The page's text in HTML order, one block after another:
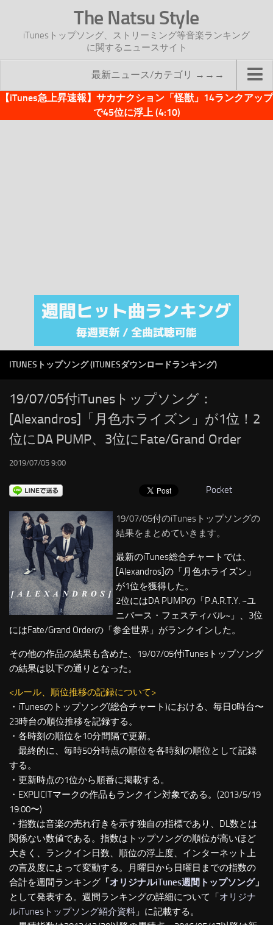
The Natsu Style
iTunesトップソング、ストリーミング等音楽ランキング
に関するニュースサイト
最新ニュース/カテゴリ →→→
TOP
注目カテゴリ
オリジナルiTunes週間トップソング
RSS
LINKS
【iTunes急上昇速報】サカナクション「怪獣」14ランクアップ
で45位に浮上 (4:10)
ITUNESトップソング (ITUNESダウンロードランキング)
19/07/05付iTunesトップソング：
[Alexandros]「月色ホライズン」が1位！2
位にDA PUMP、3位にFate/Grand Order
2019/07/05 9:00
Pocket
19/07/05付のiTunesトップソングの
結果をまとめていきます。
最新のiTunes総合チャートでは、
[Alexandros]の「月色ホライズン」
が1位を獲得した。
2位にはDA PUMPの「P.A.R.T.Y. ~ユ
ニバース・フェスティバル~」、3位
にはFate/Grand Orderの「参全世界」がランクインした。
その他の作品の結果も含めた、19/07/05付iTunesトップソング
の結果は以下の通りとなった。
<ルール、順位推移の記録について>
・iTunesのトップソング(総合チャート)における、毎日0時台〜
23時台の順位推移を記録する。
・各時刻の順位を10分間隔で更新。
最終的に、毎時50分時点の順位を各時刻の順位として記録
する。
・更新時点の1位から順番に掲載する。
・EXPLICITマークの作品もランクイン対象である。(2013/5/19
19:00〜)
・指数は音楽の売れ行きを示す独自の指標であり、DL数とは
関係ない数値である。指数はトップソングの順位が高いほど
大きく、ランクイン日数、順位の浮上度、インターネット上
の言及度によって変動する。月曜日から日曜日までの指数の
合計を週間ランキング 「オリジナルiTunes週間トップソング」
として発表する。週間ランキングの詳細について「オリジナ
ルiTunesトップソング紹介資料 」に記載する。